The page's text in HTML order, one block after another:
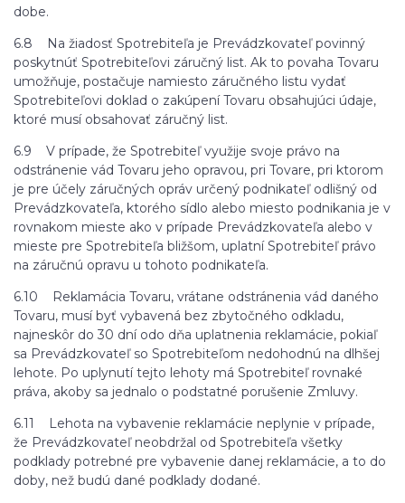
dobe.
6.8 Na žiadosť Spotrebiteľa je Prevádzkovateľ povinný
poskytnúť Spotrebiteľovi záručný list. Ak to povaha Tovaru
umožňuje, postačuje namiesto záručného listu vydať
Spotrebiteľovi doklad o zakúpení Tovaru obsahujúci údaje,
ktoré musí obsahovať záručný list.
6.9 V prípade, že Spotrebiteľ využije svoje právo na
odstránenie vád Tovaru jeho opravou, pri Tovare, pri ktorom
je pre účely záručných opráv určený podnikateľ odlišný od
Prevádzkovateľa, ktorého sídlo alebo miesto podnikania je v
rovnakom mieste ako v prípade Prevádzkovateľa alebo v
mieste pre Spotrebiteľa bližšom, uplatní Spotrebiteľ právo
na záručnú opravu u tohoto podnikateľa.
6.10 Reklamácia Tovaru, vrátane odstránenia vád daného
Tovaru, musí byť vybavená bez zbytočného odkladu,
najneskôr do 30 dní odo dňa uplatnenia reklamácie, pokiaľ
sa Prevádzkovateľ so Spotrebiteľom nedohodnú na dlhšej
lehote. Po uplynutí tejto lehoty má Spotrebiteľ rovnaké
práva, akoby sa jednalo o podstatné porušenie Zmluvy.
6.11 Lehota na vybavenie reklamácie neplynie v prípade,
že Prevádzkovateľ neobdržal od Spotrebiteľa všetky
podklady potrebné pre vybavenie danej reklamácie, a to do
doby, než budú dané podklady dodané.